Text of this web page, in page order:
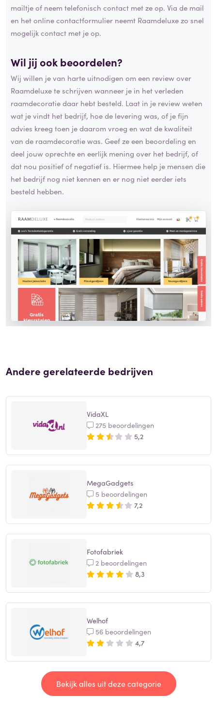
mailtje of neem telefonisch contact met ze op. Via de mail
en het online contactformulier neemt Raamdeluxe zo snel
mogelijk contact met je op.
Wil jij ook beoordelen?
Wij willen je van harte uitnodigen om een review over
Raamdeluxe te schrijven wanneer je in het verleden
raamdecoratie daar hebt besteld. Laat in je review weten
wat je vindt het bedrijf, hoe de levering was, of je fijn
advies kreeg toen je daarom vroeg en wat de kwaliteit
van de raamdecoratie was. Geef ze een beoordeling en
deel jouw oprechte en eerlijk mening over het bedrijf, of
dat nou positief of negatief is. Hiermee help je mensen die
het bedrijf nog niet kennen en er nog niet eerder iets
besteld hebben.
Andere gerelateerde bedrijven
VidaXL
275 beoordelingen
5,2
MegaGadgets
5 beoordelingen
7,2
Fotofabriek
2 beoordelingen
8,3
Welhof
56 beoordelingen
4,7
Bekijk alles uit deze categorie